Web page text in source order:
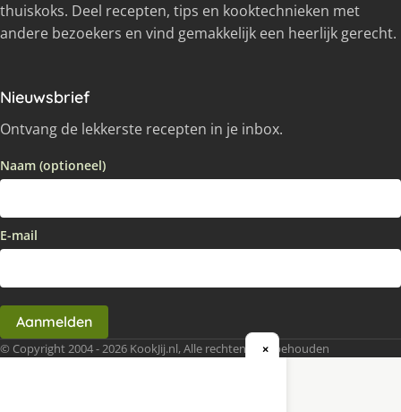
thuiskoks. Deel recepten, tips en kooktechnieken met
andere bezoekers en vind gemakkelijk een heerlijk gerecht.
Nieuwsbrief
Ontvang de lekkerste recepten in je inbox.
Naam (optioneel)
E-mail
Aanmelden
© Copyright 2004 - 2026 KookJij.nl, Alle rechten voorbehouden
×